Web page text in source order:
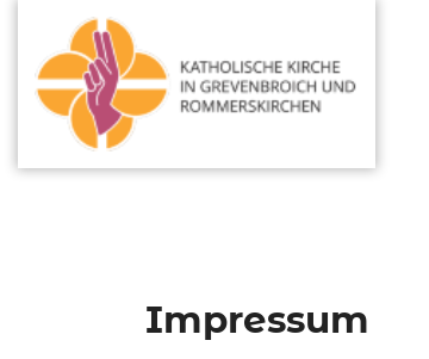
Impressum